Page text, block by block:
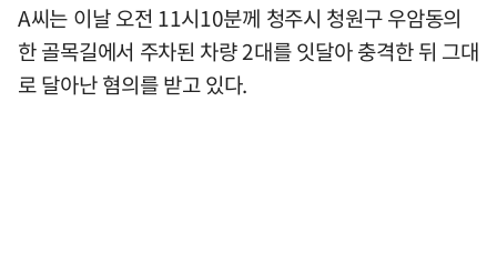
A씨는 이날 오전 11시10분께 청주시 청원구 우암동의
한 골목길에서 주차된 차량 2대를 잇달아 충격한 뒤 그대
로 달아난 혐의를 받고 있다.